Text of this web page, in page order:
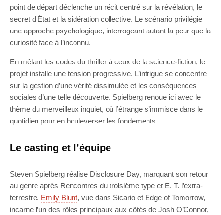
point de départ déclenche un récit centré sur la révélation, le
secret d’État et la sidération collective. Le scénario privilégie
une approche psychologique, interrogeant autant la peur que la
curiosité face à l’inconnu.
En mêlant les codes du thriller à ceux de la science-fiction, le
projet installe une tension progressive. L’intrigue se concentre
sur la gestion d’une vérité dissimulée et les conséquences
sociales d’une telle découverte. Spielberg renoue ici avec le
thème du merveilleux inquiet, où l’étrange s’immisce dans le
quotidien pour en bouleverser les fondements.
Le casting et l’équipe
Steven Spielberg réalise Disclosure Day, marquant son retour
au genre après Rencontres du troisième type et E. T. l’extra-
terrestre. Emily Blunt, vue dans Sicario et Edge of Tomorrow,
incarne l’un des rôles principaux aux côtés de Josh O’Connor,